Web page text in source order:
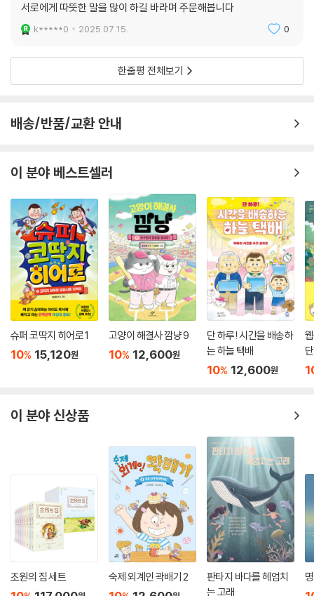
서로에게 따뜻한 말을 많이 하길 바라며 주문해봅니다
k*****0 2025.07.15. 0
한줄평 전체보기
배송/반품/교환 안내
이 분야 베스트셀러
슈퍼 코딱지 히어로 1
10% 15,120원
고양이 해결사 깜냥 9
10% 12,600원
단 하루! 시간을 배송하
는 하늘 택배
10% 12,600원
이 분야 신상품
초원의 집 세트 숙제 외계인 곽배기 2
판타지 바다를 헤엄치
는 고래